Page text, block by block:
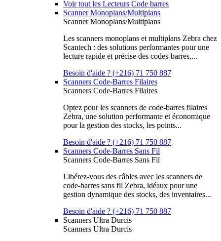
Voir tout les Lecteurs Code barres
Scanner Monoplans/Multiplans
Scanner Monoplans/Multiplans
Les scanners monoplans et multiplans Zebra chez
Scantech : des solutions performantes pour une
lecture rapide et précise des codes-barres,...
Besoin d'aide ? (+216) 71 750 887
Scanners Code-Barres Filaires
Scanners Code-Barres Filaires
Optez pour les scanners de code-barres filaires
Zebra, une solution performante et économique
pour la gestion des stocks, les points...
Besoin d'aide ? (+216) 71 750 887
Scanners Code-Barres Sans Fil
Scanners Code-Barres Sans Fil
Libérez-vous des câbles avec les scanners de
code-barres sans fil Zebra, idéaux pour une
gestion dynamique des stocks, des inventaires...
Besoin d'aide ? (+216) 71 750 887
Scanners Ultra Durcis
Scanners Ultra Durcis